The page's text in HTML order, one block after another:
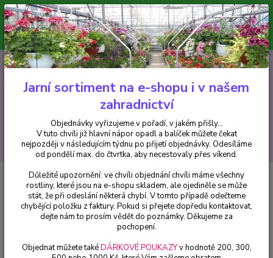
Minimální hodnota pro odeslání z e-shopu je 300 Kč.
V tuto chvíli již hlavní nápor objednávek opadl a balíček můžete čekat
nejpozději v následujícím týdnu po přijetí objednávky. Objednávky
vyřizujeme v pořadí, v jakém přišly...
CZK
Hledat
+420 602 223 614 0ks
za0 Kč
Trvalky Heuchera,Dlužicha World Caffé Lungo - 1 ks
Heuchera,Dlužicha World Caffé
Lungo - 1 ks
Jarní sortiment na e-shopu i v našem
zahradnictví
Objednávky vyřizujeme v pořadí, v jakém přišly...
V tuto chvíli již hlavní nápor opadl a balíček můžete čekat
nejpozději v následujícím týdnu po přijetí objednávky. Odesíláme
od pondělí max. do čtvrtka, aby necestovaly přes víkend.
Důležité upozornění: ve chvíli objednání chvíli máme všechny
rostliny, které jsou na e-shopu skladem, ale ojediněle se může
stát, že při odeslání některá chybí. V tomto případě odečteme
chybějící položku z faktury. Pokud si přejete dopředu kontaktovat,
dejte nám to prosím vědět do poznámky. Děkujeme za
pochopení.
Objednat můžete takéDÁRKOVÉ POUKAZYv hodnotě 200, 300,